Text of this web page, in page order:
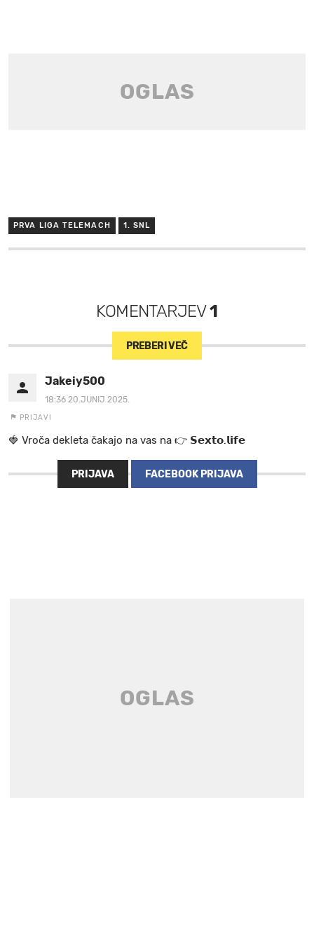
PRVA LIGA TELEMACH 1. SNL
KOMENTARJEV1
PREBERI VEČ
Jakeiy500
18:36 20.JUNIJ 2025.
PRIJAVI
🍓 V r o č a d e k l e t a ča k a jo na va s n a 👉 𝗦𝗲𝘅𝘁𝗼.𝗹𝗶𝗳𝗲
PRIJAVA FACEBOOK PRIJAVA